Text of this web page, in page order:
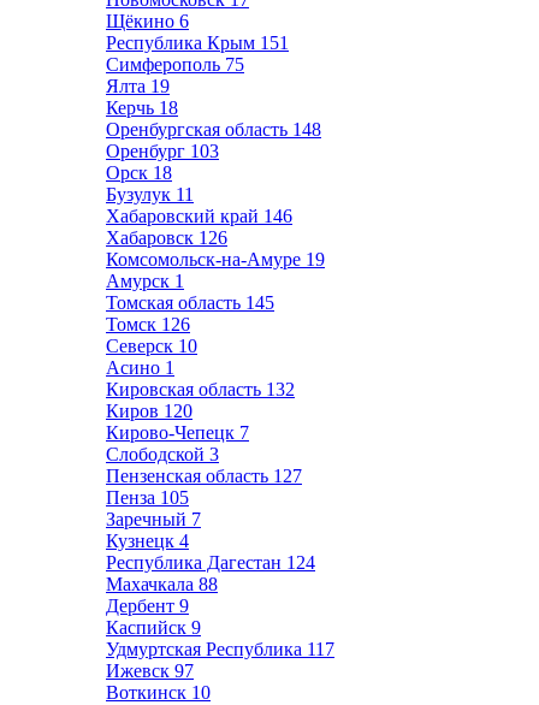
Щёкино 6
Республика Крым 151
Симферополь 75
Ялта 19
Керчь 18
Оренбургская область 148
Оренбург 103
Орск 18
Бузулук 11
Хабаровский край 146
Хабаровск 126
Комсомольск-на-Амуре 19
Амурск 1
Томская область 145
Томск 126
Северск 10
Асино 1
Кировская область 132
Киров 120
Кирово-Чепецк 7
Слободской 3
Пензенская область 127
Пенза 105
Заречный 7
Кузнецк 4
Республика Дагестан 124
Махачкала 88
Дербент 9
Каспийск 9
Удмуртская Республика 117
Ижевск 97
Воткинск 10